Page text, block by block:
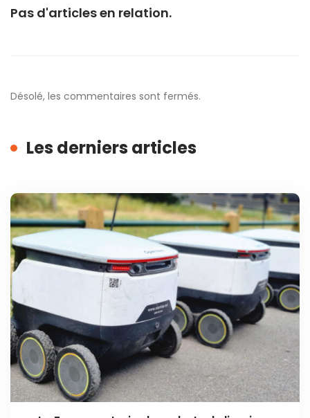
Pas d'articles en relation.
Désolé, les commentaires sont fermés.
Les derniers articles